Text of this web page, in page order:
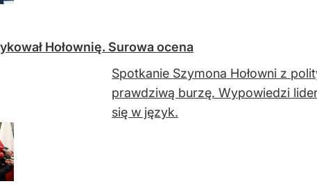
Hołownię. Surowa ocena
Spotkanie Szymona Hołowni z
prawdziwą burzę. Wypowiedzi
się w język.